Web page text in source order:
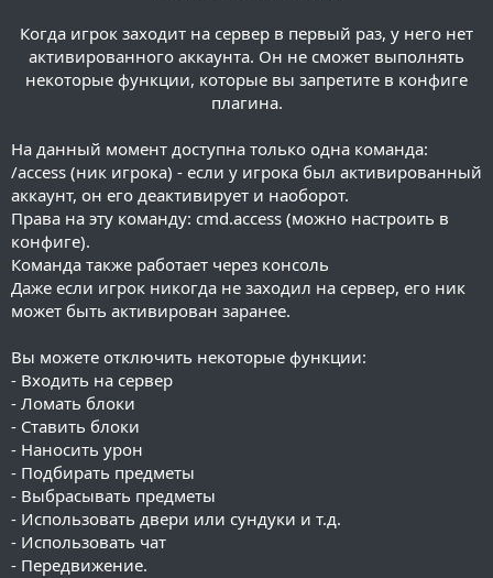
Когда игрок заходит на сервер в первый раз, у него нет
активированного аккаунта. Он не сможет выполнять
некоторые функции, которые вы запретите в конфиге
плагина.​
На данный момент доступна только одна команда:
/access (ник игрока) - если у игрока был активированный
аккаунт, он его деактивирует и наоборот.
Права на эту команду: cmd.access (можно настроить в
конфиге).
Команда также работает через консоль
Даже если игрок никогда не заходил на сервер, его ник
может быть активирован заранее.
Вы можете отключить некоторые функции:
- Входить на сервер
- Ломать блоки
- Ставить блоки
- Наносить урон
- Подбирать предметы
- Выбрасывать предметы
- Использовать двери или сундуки и т.д.
- Использовать чат
- Передвижение.